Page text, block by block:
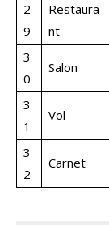
2
9
Restaura
nt
3
0
Salon
3
1
Vol
3
2
Carnet